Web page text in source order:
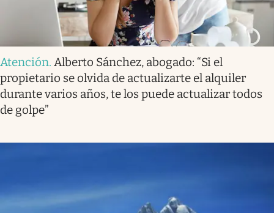
Atención. Alberto Sánchez, abogado: “Si el
propietario se olvida de actualizarte el alquiler
durante varios años, te los puede actualizar todos
de golpe”